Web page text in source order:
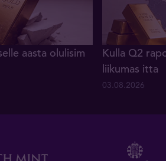
aasta olulisim
Kulla Q2
liikumas itta
03.08.2026